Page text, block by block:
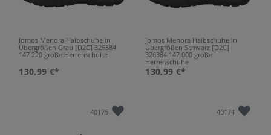
Jomos Menora Halbschuhe in
Übergrößen Grau [D2C] 326384
147 220 große Herrenschuhe
130,99 €*
Jomos Menora Halbschuhe in
Übergrößen Schwarz [D2C]
326384 147 000 große
Herrenschuhe
130,99 €*
40175 40174